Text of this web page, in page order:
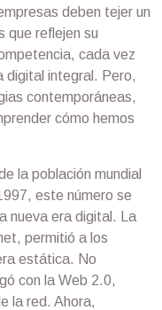
deben tejer un
que reflejen su
cada vez
digital integral. Pero,
contemporáneas,
cómo hemos
la población mundial
este número se
nueva era digital. La
permitió a los
estática. No
con la Web 2.0,
la red. Ahora,